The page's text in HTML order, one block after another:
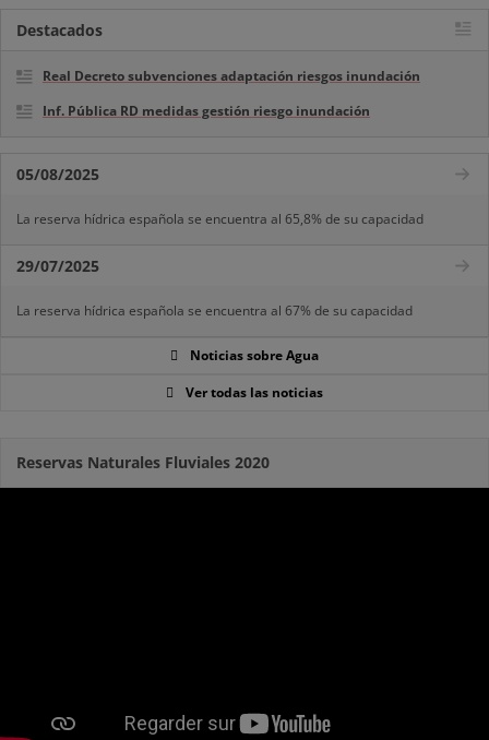
Destacados
Real Decreto subvenciones adaptación riesgos inundación
Inf. Pública RD medidas gestión riesgo inundación
05/08/2025
La reserva hídrica española se encuentra al 65,8% de su capacidad
29/07/2025
La reserva hídrica española se encuentra al 67% de su capacidad
Noticias sobre Agua
Ver todas las noticias
Reservas Naturales Fluviales 2020